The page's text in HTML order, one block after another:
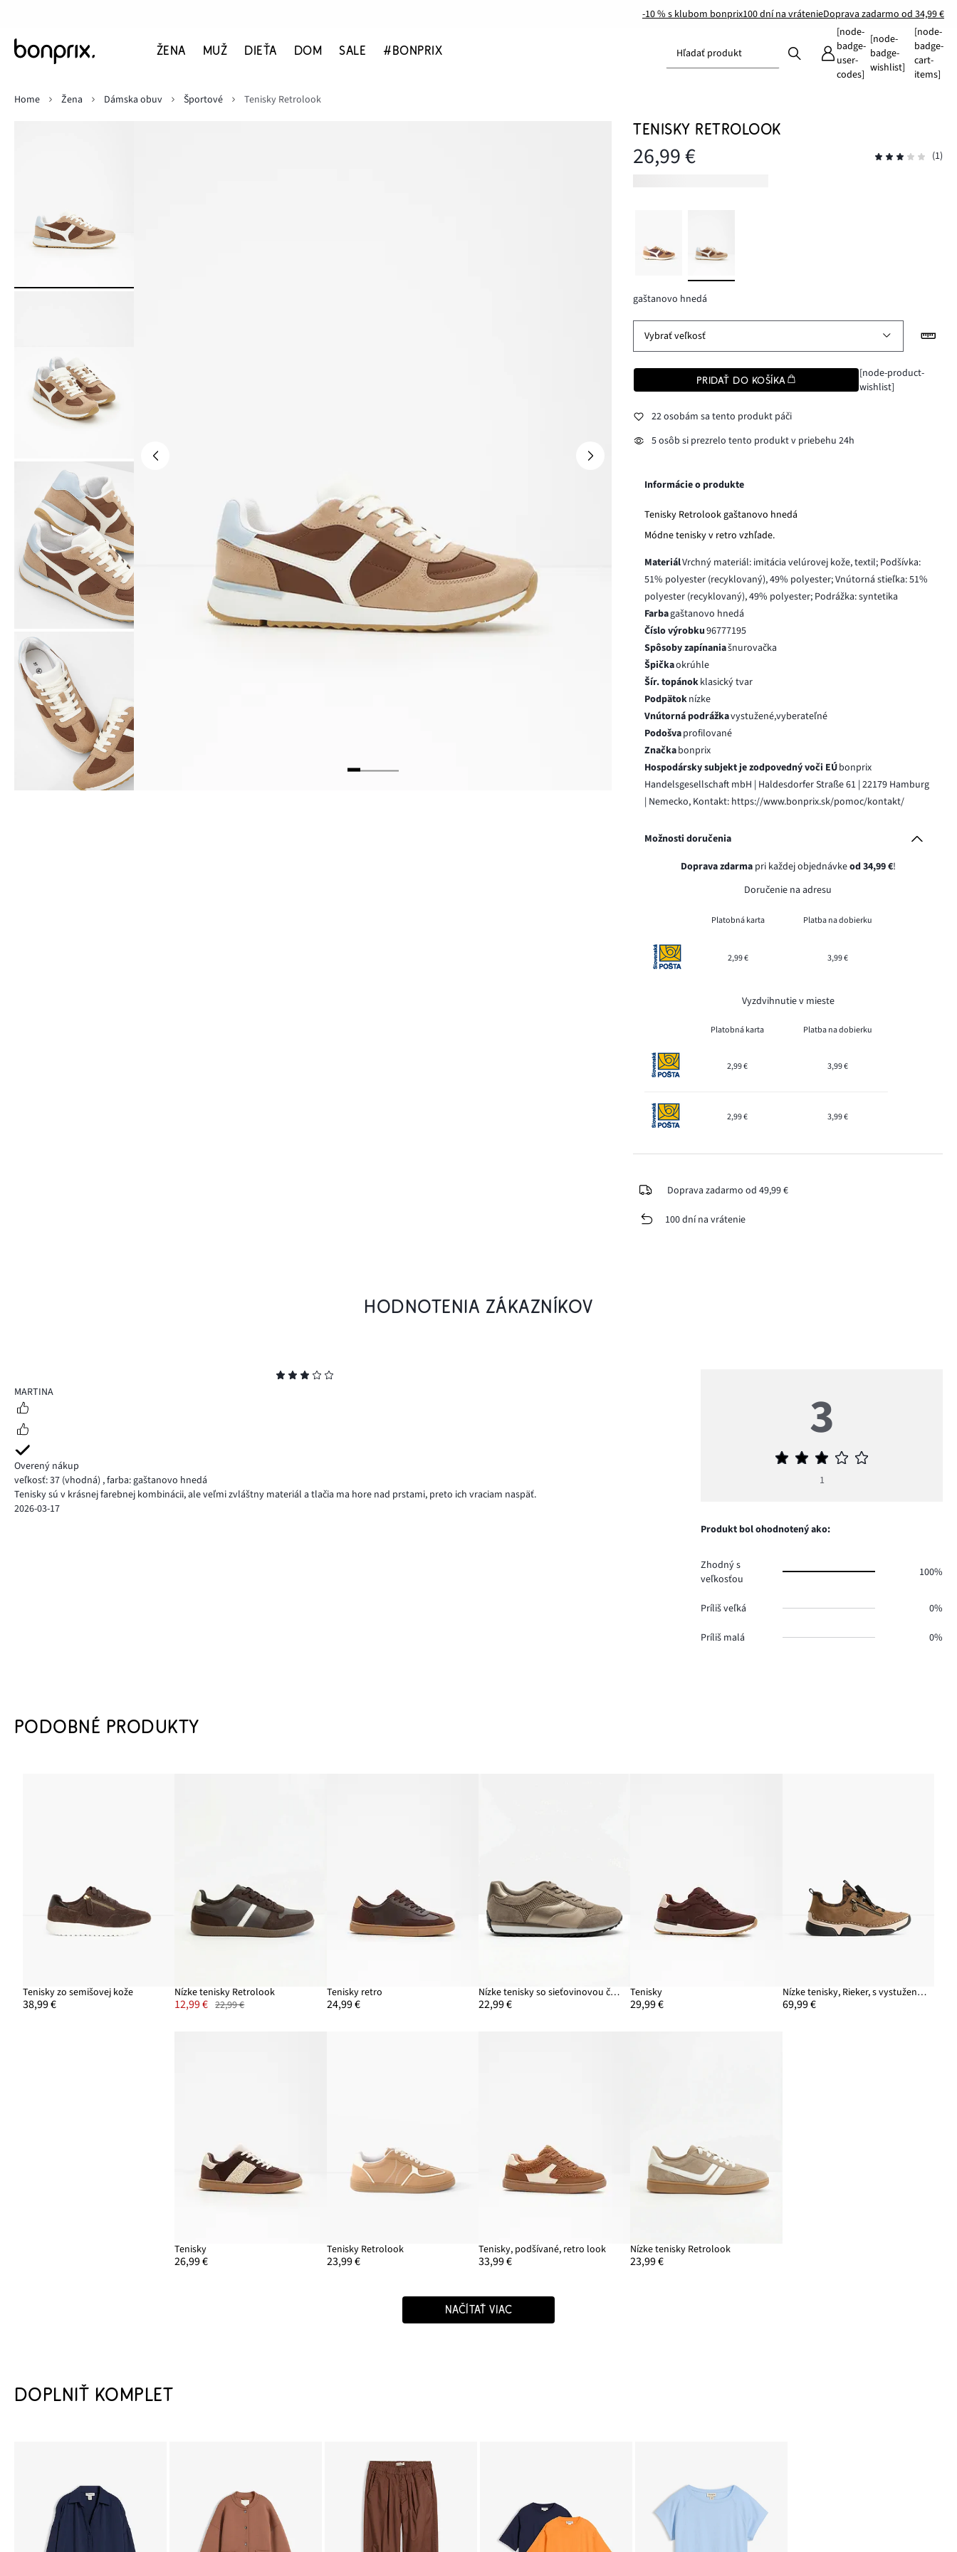
-10 % s klubom bonprix100 dní na vrátenieDoprava zadarmo od 34,99 €
ŽENA MUŽ DIEŤA DOM SALE #BONPRIX Hľadať produkt
[node-
badge-
user-
codes]
[node-
badge-
wishlist]
[node-
badge-
cart-
items]
Home
Žena Dámska obuv Športové Tenisky Retrolook
TENISKY RETROLOOK
26,99 € (1)
gaštanovo hnedá
Vybrať veľkosť
PRIDAŤ DO KOŠÍKA
[node-product-
wishlist]
22 osobám sa tento produkt páči
5 osôb si prezrelo tento produkt v priebehu 24h
Informácie o produkte
Tenisky Retrolook gaštanovo hnedá
Módne tenisky v retro vzhľade.
MateriálVrchný materiál: imitácia velúrovej kože, textil; Podšívka:
51% polyester (recyklovaný), 49% polyester; Vnútorná stieľka: 51%
polyester (recyklovaný), 49% polyester; Podrážka: syntetika
Farbagaštanovo hnedá
Číslo výrobku96777195
Spôsoby zapínaniašnurovačka
Špičkaokrúhle
Šír. topánokklasický tvar
Podpätoknízke
Vnútorná podrážkavystužené,vyberateľné
Podošvaprofilované
Značkabonprix
Hospodársky subjekt je zodpovedný voči EÚbonprix
Handelsgesellschaft mbH | Haldesdorfer Straße 61 | 22179 Hamburg
| Nemecko, Kontakt: https://www.bonprix.sk/pomoc/kontakt/
Možnosti doručenia
Doprava zdarmapri každej objednávkeod 34,99 €!
Doručenie na adresu
Platobná karta Platba na dobierku
2,99 € 3,99 €
Vyzdvihnutie v mieste
Platobná karta Platba na dobierku
2,99 € 3,99 €
2,99 € 3,99 €
Doprava zadarmo od 49,99 €
100 dní na vrátenie
HODNOTENIA ZÁKAZNÍKOV
3
MARTINA
Overený nákup
veľkosť: 37 (vhodná) ,farba: gaštanovo hnedá
Tenisky sú v krásnej farebnej kombinácii, ale veľmi zvláštny materiál a tlačia ma hore nad prstami, preto ich vraciam naspäť.
2026-03-17
3
Priemerné
3
1
Produkt bol ohodnotený ako:
Zhodný s
veľkosťou
100%
Príliš veľká 0%
Príliš malá 0%
PODOBNÉ PRODUKTY
Tenisky zo semišovej kože
38,99 €
Nízke tenisky Retrolook
12,99 € 22,99 €
Tenisky retro
24,99 €
Nízke tenisky so sieťovinovou časťou
22,99 €
Tenisky
29,99 €
Nízke tenisky, Rieker, s vystuženou vnútornou stielkou
69,99 €
Tenisky
26,99 €
Tenisky Retrolook
23,99 €
Tenisky, podšívané, retro look
33,99 €
Nízke tenisky Retrolook
23,99 €
NAČÍTAŤ VIAC
DOPLNIŤ KOMPLET